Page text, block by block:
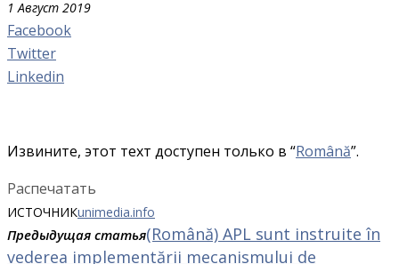
1 Август 2019
Facebook
Twitter
Linkedin
Извините, этот техт доступен только в “Română”.
Распечатать
ИСТОЧНИКunimedia.info
Предыдущая статья(Română) APL sunt instruite în
vederea implementării mecanismului de